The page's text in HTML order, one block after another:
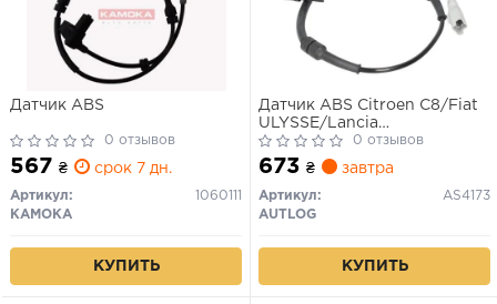
Датчик ABS
0 отзывов
567 ₴ срок 7 дн.
Артикул:
1060111
KAMOKA
КУПИТЬ
Датчик ABS Citroen C8/Fiat
ULYSSE/Lancia
PHEDRA/PEUGEOT 807, 02-
перед Л
0 отзывов
673 ₴ завтра
Артикул:
AS4173
AUTLOG
КУПИТЬ